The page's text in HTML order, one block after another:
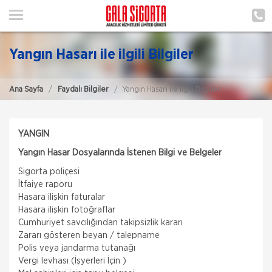
ANA SAYFA
POLIÇE HATIRLAT
ŞUBELERIMIZ
TEKLİF AL
Yangın Hasarı ile ilgili Bilgiler
Ana Sayfa Faydalı Bilgiler Yangın Hasarı ile ilgili Bilgiler
YANGIN
Yangın Hasar Dosyalarında İstenen Bilgi ve Belgeler
Sigorta poliçesi
İtfaiye raporu
Hasara ilişkin faturalar
Hasara ilişkin fotoğraflar
Cumhuriyet savcılığından takipsizlik kararı
Zararı gösteren beyan / talepname
Polis veya jandarma tutanağı
Vergi levhası (İşyerleri İçin )
Nakliye Hasarı İçin Gerekli Bilgiler
ONLİNE Dask Prim Hesaplama